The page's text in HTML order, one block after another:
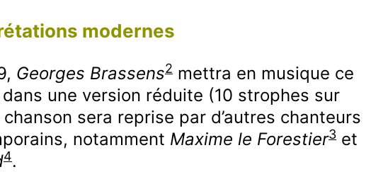
modernes
Georges Brassens2 mettra en musique ce
une version réduite (10 strophes sur
sera reprise par d’autres chanteurs
notamment Maxime le Forestier3 et
4.